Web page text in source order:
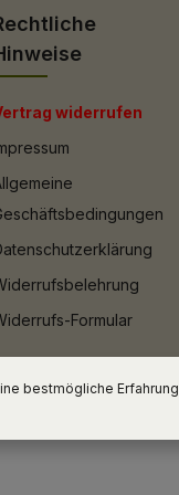
widerrufen
Formular
bestmögliche Erfahrung